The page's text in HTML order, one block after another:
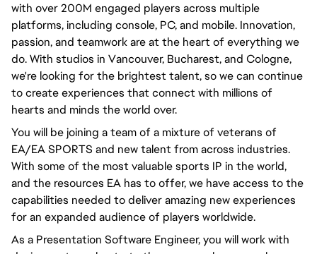
with over 200M engaged players across multiple
platforms, including console, PC, and mobile. Innovation,
passion, and teamwork are at the heart of everything we
do. With studios in Vancouver, Bucharest, and Cologne,
we're looking for the brightest talent, so we can continue
to create experiences that connect with millions of
hearts and minds the world over.
You will be joining a team of a mixture of veterans of
EA/EA SPORTS and new talent from across industries.
With some of the most valuable sports IP in the world,
and the resources EA has to offer, we have access to the
capabilities needed to deliver amazing new experiences
for an expanded audience of players worldwide.
As a Presentation Software Engineer, you will work with